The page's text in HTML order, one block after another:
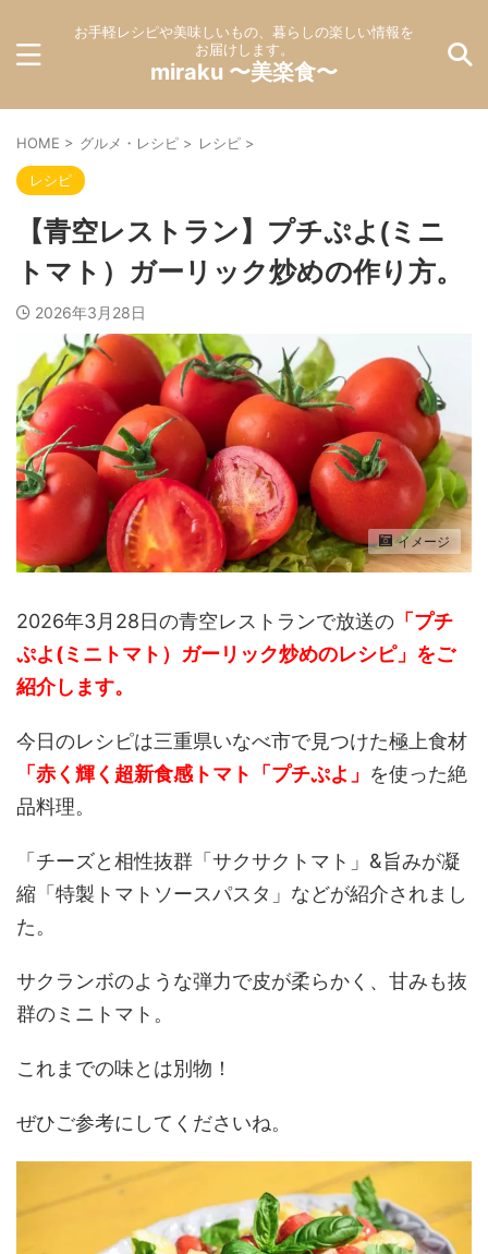
お手軽レシピや美味しいもの、暮らしの楽しい情報を
お届けします。
miraku 〜美楽食〜
HOME > グルメ・レシピ > レシピ >
レシピ
【青空レストラン】プチぷよ(ミニ
トマト）ガーリック炒めの作り方。
2026年3月28日
イメージ
2026年3月28日の青空レストランで放送の 「プチ
ぷよ(ミニトマト）ガーリック炒めのレシピ」をご
紹介します。
今日のレシピは三重県いなべ市で見つけた極上食材
「赤く輝く超新食感トマト「プチぷよ」 を使った絶
品料理。
「チーズと相性抜群「サクサクトマト」&旨みが凝
縮「特製トマトソースパスタ」などが紹介されまし
た。
サクランボのような弾力で皮が柔らかく、甘みも抜
群のミニトマト。
これまでの味とは別物！
ぜひご参考にしてくださいね。